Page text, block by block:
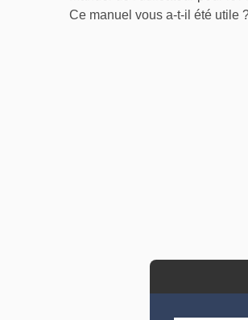
Ce manuel vous a-t-il été utile